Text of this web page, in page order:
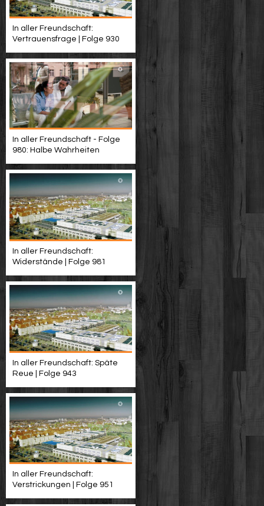
In aller Freundschaft:
Vertrauensfrage | Folge 930
In aller Freundschaft - Folge
980: Halbe Wahrheiten
In aller Freundschaft:
Widerstände | Folge 981
In aller Freundschaft: Späte
Reue | Folge 943
In aller Freundschaft:
Verstrickungen | Folge 951